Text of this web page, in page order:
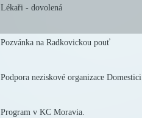
Lékaři - dovolená
Pozvánka na Radkovickou pouť
Podpora neziskové organizace Domestici
Program v KC Moravia.